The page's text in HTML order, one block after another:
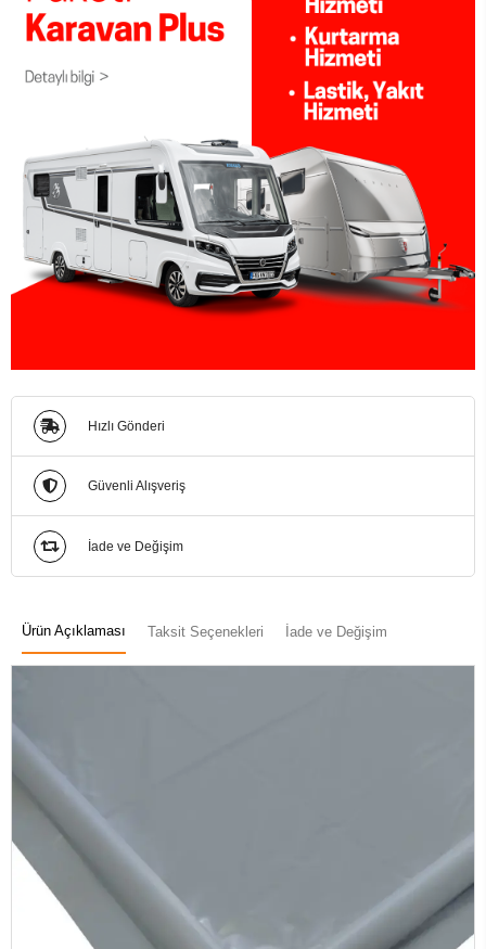
Hızlı Gönderi
Güvenli Alışveriş
İade ve Değişim
Ürün Açıklaması Taksit Seçenekleri İade ve Değişim